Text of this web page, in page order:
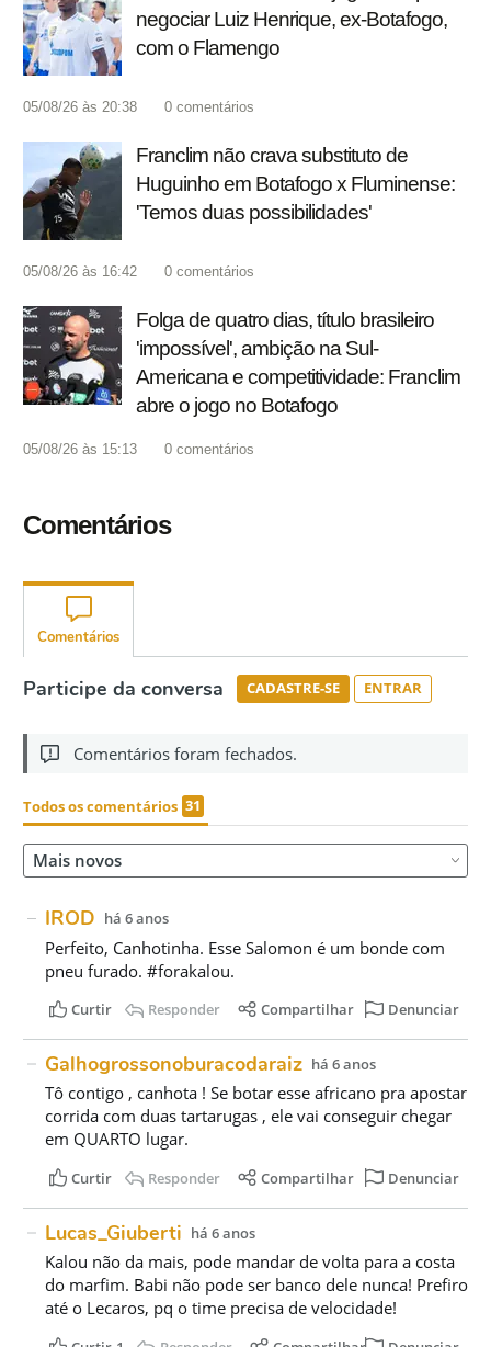
negociar Luiz Henrique, ex-Botafogo,
com o Flamengo
05/08/26 às 20:38 0 comentários
Franclim não crava substituto de
Huguinho em Botafogo x Fluminense:
'Temos duas possibilidades'
05/08/26 às 16:42 0 comentários
Folga de quatro dias, título brasileiro
'impossível', ambição na Sul-
Americana e competitividade: Franclim
abre o jogo no Botafogo
05/08/26 às 15:13 0 comentários
Comentários